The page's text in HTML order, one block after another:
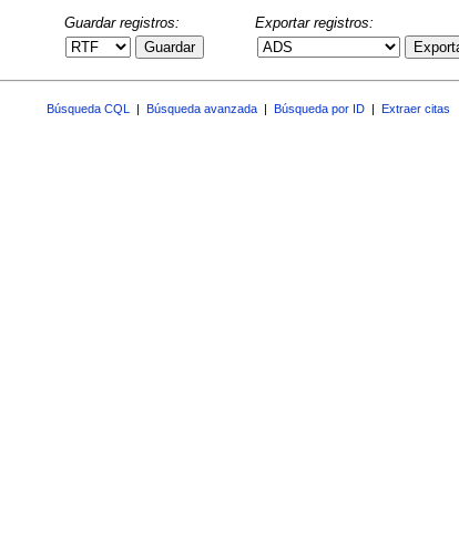
Guardar registros:
Guardar
Exportar registros:
Búsqueda CQL Búsqueda avanzada Búsqueda por ID Extraer citas